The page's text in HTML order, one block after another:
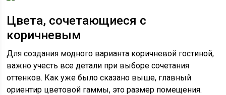
Цвета, сочетающиеся с
коричневым
Для создания модного варианта коричневой гостиной,
важно учесть все детали при выборе сочетания
оттенков. Как уже было сказано выше, главный
ориентир цветовой гаммы, это размер помещения.